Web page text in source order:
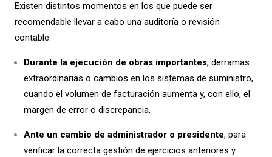
Existen distintos momentos en los que puede ser
recomendable llevar a cabo una auditoría o revisión
contable:
Durante la ejecución de obras importantes, derramas
extraordinarias o cambios en los sistemas de suministro,
cuando el volumen de facturación aumenta y, con ello, el
margen de error o discrepancia.
Ante un cambio de administrador o presidente, para
verificar la correcta gestión de ejercicios anteriores y